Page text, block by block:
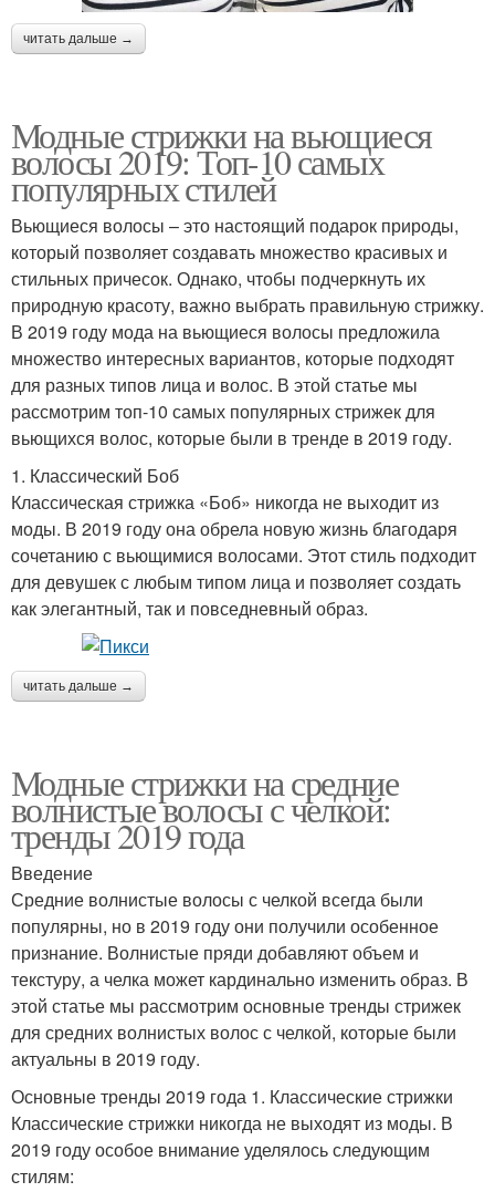
читать дальше →
Модные стрижки на вьющиеся
волосы 2019: Топ-10 самых
популярных стилей
Вьющиеся волосы – это настоящий подарок природы,
который позволяет создавать множество красивых и
стильных причесок. Однако, чтобы подчеркнуть их
природную красоту, важно выбрать правильную стрижку.
В 2019 году мода на вьющиеся волосы предложила
множество интересных вариантов, которые подходят
для разных типов лица и волос. В этой статье мы
рассмотрим топ-10 самых популярных стрижек для
вьющихся волос, которые были в тренде в 2019 году.
1. Классический Боб
Классическая стрижка «Боб» никогда не выходит из
моды. В 2019 году она обрела новую жизнь благодаря
сочетанию с вьющимися волосами. Этот стиль подходит
для девушек с любым типом лица и позволяет создать
как элегантный, так и повседневный образ.
читать дальше →
Модные стрижки на средние
волнистые волосы с челкой:
тренды 2019 года
Введение
Средние волнистые волосы с челкой всегда были
популярны, но в 2019 году они получили особенное
признание. Волнистые пряди добавляют объем и
текстуру, а челка может кардинально изменить образ. В
этой статье мы рассмотрим основные тренды стрижек
для средних волнистых волос с челкой, которые были
актуальны в 2019 году.
Основные тренды 2019 года 1. Классические стрижки
Классические стрижки никогда не выходят из моды. В
2019 году особое внимание уделялось следующим
стилям: